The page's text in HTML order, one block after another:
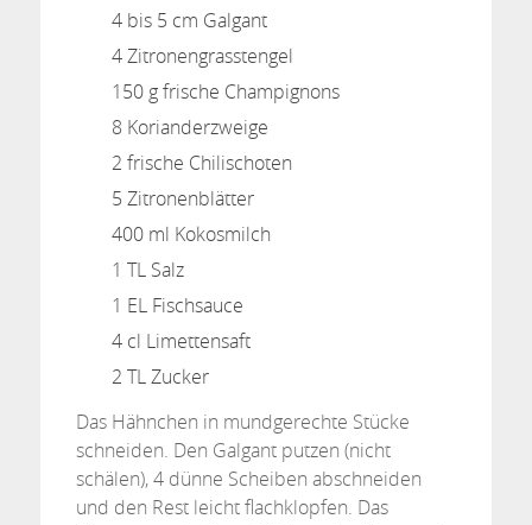
4 bis 5 cm Galgant
4 Zitronengrasstengel
150 g frische Champignons
8 Korianderzweige
2 frische Chilischoten
5 Zitronenblätter
400 ml Kokosmilch
1 TL Salz
1 EL Fischsauce
4 cl Limettensaft
2 TL Zucker
Das Hähnchen in mundgerechte Stücke
schneiden. Den Galgant putzen (nicht
schälen), 4 dünne Scheiben abschneiden
und den Rest leicht flachklopfen. Das